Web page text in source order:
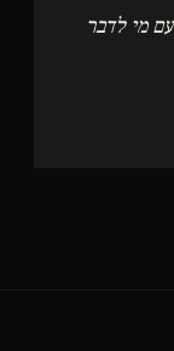
מי לדבר